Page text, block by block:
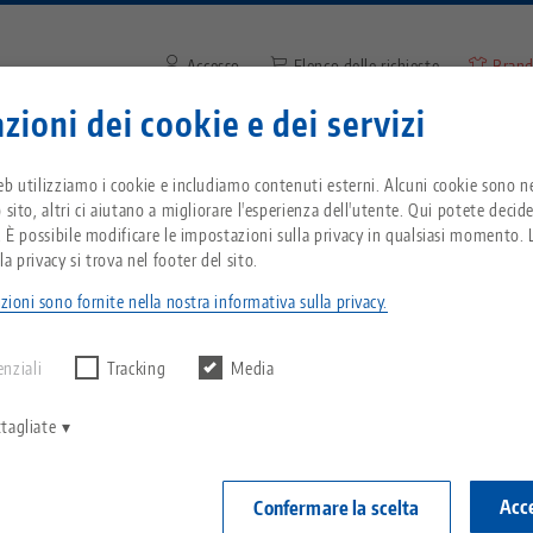
dei cookie e dei servizi
utilizziamo i cookie e includiamo contenuti esterni. Alcuni cookie sono
altri ci aiutano a migliorare l'esperienza dell'utente. Qui potete
possibile modificare le impostazioni sulla privacy in qualsiasi momento.
privacy si trova nel footer del sito.
sono fornite nella nostra informativa sulla privacy.
Tracking Media
Confermare la scelta
pagina degli Stati Uniti per vedere i contenuti
del Paese.
usa.com
Tutto da un'unica fonte
punto zero
Breadcrumb
Informazioni su LANG
Innovazioni
Servizio
Download
Richiesta catalogo
Notizie
Blog
Eventi
Accesso Elenco delle richieste
Inserire il termine di ricerca
Maggiore autonomia direttamente dal cambio utensili
utensili